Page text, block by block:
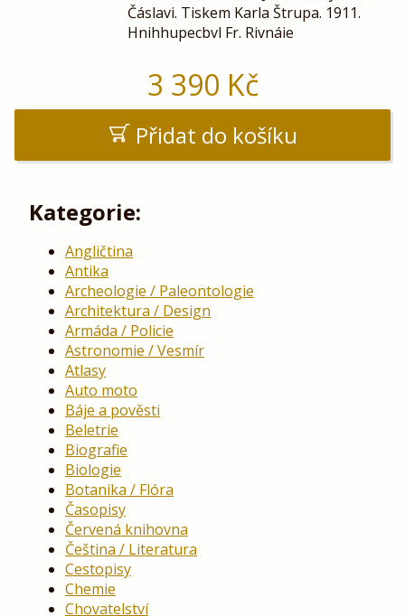
Čáslavi. Tiskem Karla Štrupa. 1911.
Hnihhupecbvl Fr. Rivnáie
3 390 Kč
Přidat do košíku
Kategorie:
Angličtina
Antika
Archeologie / Paleontologie
Architektura / Design
Armáda / Policie
Astronomie / Vesmír
Atlasy
Auto moto
Báje a pověsti
Beletrie
Biografie
Biologie
Botanika / Flóra
Časopisy
Červená knihovna
Čeština / Literatura
Cestopisy
Chemie
Chovatelství